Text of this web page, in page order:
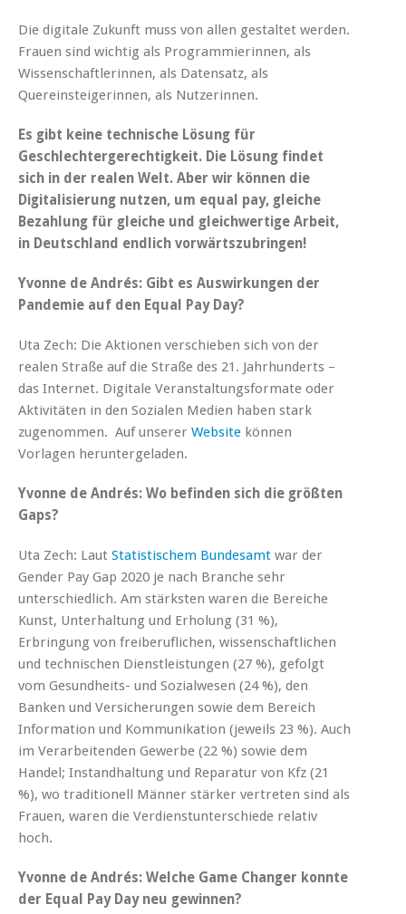
Die digitale Zukunft muss von allen gestaltet werden.
Frauen sind wichtig als Programmierinnen, als
Wissenschaftlerinnen, als Datensatz, als
Quereinsteigerinnen, als Nutzerinnen.
Es gibt keine technische Lösung für
Geschlechtergerechtigkeit. Die Lösung findet
sich in der realen Welt. Aber wir können die
Digitalisierung nutzen, um equal pay, gleiche
Bezahlung für gleiche und gleichwertige Arbeit,
in Deutschland endlich vorwärtszubringen!
Yvonne de Andrés: Gibt es Auswirkungen der
Pandemie auf den Equal Pay Day?
Uta Zech: Die Aktionen verschieben sich von der
realen Straße auf die Straße des 21. Jahrhunderts –
das Internet. Digitale Veranstaltungsformate oder
Aktivitäten in den Sozialen Medien haben stark
zugenommen. Auf unserer Website können
Vorlagen heruntergeladen.
Yvonne de Andrés: Wo befinden sich die größten
Gaps?
Uta Zech: Laut Statistischem Bundesamt war der
Gender Pay Gap 2020 je nach Branche sehr
unterschiedlich. Am stärksten waren die Bereiche
Kunst, Unterhaltung und Erholung (31 %),
Erbringung von freiberuflichen, wissenschaftlichen
und technischen Dienstleistungen (27 %), gefolgt
vom Gesundheits- und Sozialwesen (24 %), den
Banken und Versicherungen sowie dem Bereich
Information und Kommunikation (jeweils 23 %). Auch
im Verarbeitenden Gewerbe (22 %) sowie dem
Handel; Instandhaltung und Reparatur von Kfz (21
%), wo traditionell Männer stärker vertreten sind als
Frauen, waren die Verdienstunterschiede relativ
hoch.
Yvonne de Andrés: Welche Game Changer konnte
der Equal Pay Day neu gewinnen?